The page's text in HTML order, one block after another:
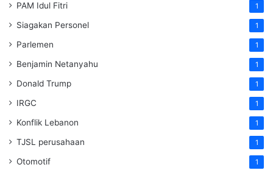
PAM Idul Fitri 1
Siagakan Personel 1
Parlemen 1
Benjamin Netanyahu 1
Donald Trump 1
IRGC 1
Konflik Lebanon 1
TJSL perusahaan 1
Otomotif 1